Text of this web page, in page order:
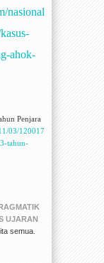
nasional
ahok-
Penjara
03/120017
tahun-
UJARAN
semua.